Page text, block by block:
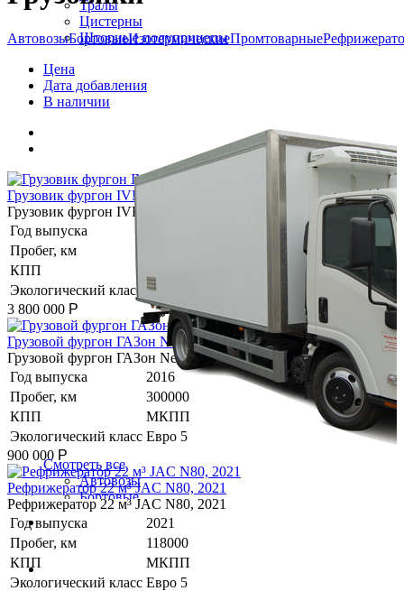
Тралы
Цистерны
Шторные полуприцепы
Грузовики
Смотреть все
Автовозы
Бортовые
Изотермические
Промтоварные
Рефрижераторы
Самосвалы
Шторные
Коммерческие авто
АвтовозыБортовыеИзотермическиеПромтоварные
Цена
Дата добавления
В наличии
Грузовик фургон IVECO тсАФ-4750Е3 рефрижератор, 2017
Грузовик фургон IVECO тсАФ-4750Е3 рефрижератор, 2017
Год выпуска
Пробег, км
КПП
Экологический класс
Евро 5
3 800 000 Р
Грузовой фургон ГАЗон Next, 2016
Грузовой фургон ГАЗон Next, 2016
Год выпуска
2016
Пробег, км
300000
КПП
МКПП
Экологический класс Евро 5
900 000 Р
Рефрижератор 22 м³ JAC N80, 2021
Рефрижератор 22 м³ JAC N80, 2021
Год выпуска
2021
Пробег, км
118000
КПП
МКПП
Экологический класс Евро 5